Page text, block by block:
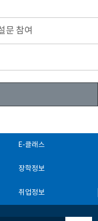
문 참여
E-클래스
장학정보
취업정보